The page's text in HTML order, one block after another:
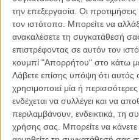
την επεξεργασία. Οι
τον ιστότοπο. Μπορείτε να
ανακαλέσετε τη συγκατάθεσή
επιστρέφοντας σε αυτόν τον
κουμπί "Απορρήτου" στο κάτω
Λάβετε επίσης υπόψη ότι αυτός
χρησιμοποιεί μία ή
ενδέχεται να συλλέγει και να
περιλαμβάνουν, ενδεικτικά, τη
χρήσης σας. Μπορείτε να κάνετε
κομμάτι του σινεμά στο κοινό,
σινεφίλ ανά τον κόσμο»
Η ανάθεση του «Δεκαπενθημέρου»
έναν μήνα μετά απότη
ο οποίος έμεινε στη θέση του
Quinzaine για δύο μόνο χρόνια
«πολεμήθηκε».
Περιμένουμε με περιέργεια να
Γουεϊντρόπ, καθώς το